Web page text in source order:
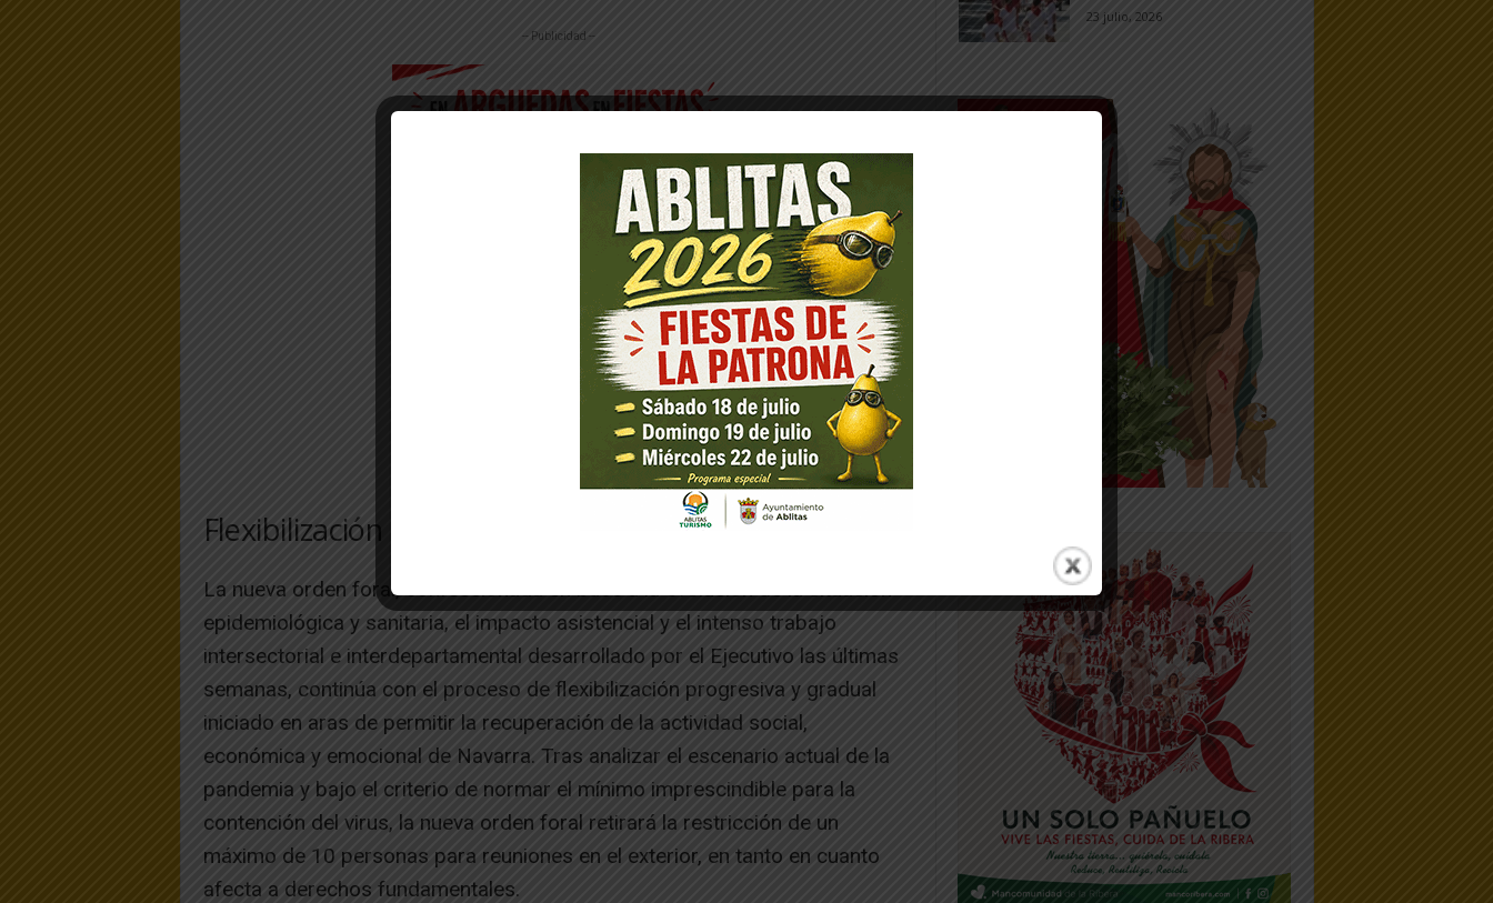
-- Publicidad --
Flexibilización progresiva
La nueva orden foral, confeccionada en base a la evolución de la situación
epidemiológica y sanitaria, el impacto asistencial y el intenso trabajo
intersectorial e interdepartamental desarrollado por el Ejecutivo las últimas
semanas, continúa con el proceso de flexibilización progresiva y gradual
iniciado en aras de permitir la recuperación de la actividad social,
económica y emocional de Navarra. Tras analizar el escenario actual de la
pandemia y bajo el criterio de normar el mínimo imprescindible para la
contención del virus, la nueva orden foral retirará la restricción de un
máximo de 10 personas para reuniones en el exterior, en tanto en cuanto
afecta a derechos fundamentales.
23 julio, 2026